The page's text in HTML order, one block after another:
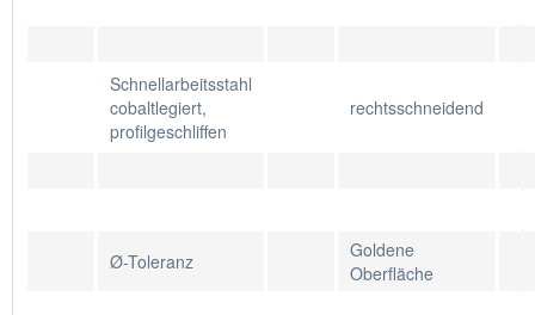
Schnellarbeitsstahl
cobaltlegiert,
profilgeschliffen
rechtsschneidend
Ø-Toleranz
Goldene
Oberfläche